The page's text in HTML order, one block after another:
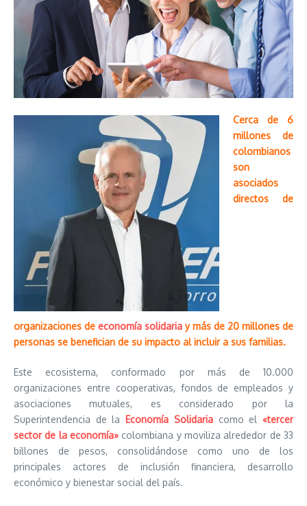
Cerca de 6
millones de
colombianos
son
asociados
directos de
organizaciones de economía solidaria y más de 20 millones de
personas se benefician de su impacto al incluir a sus familias.
Este ecosistema, conformado por más de 10.000
organizaciones entre cooperativas, fondos de empleados y
asociaciones mutuales, es considerado por la
Superintendencia de la Economía Solidariacomo el «tercer
sector de la economía» colombiana y moviliza alrededor de 33
billones de pesos, consolidándose como uno de los
principales actores de inclusión financiera, desarrollo
económico y bienestar social del país.